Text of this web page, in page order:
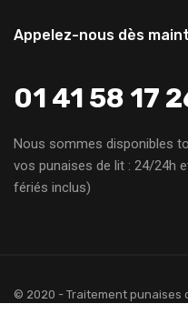
Appelez-nous dès
01 41 58 17
Nous sommes disponibles
vos punaises de lit : 24/24h
fériés inclus)
© 2020 - Traitement punaises